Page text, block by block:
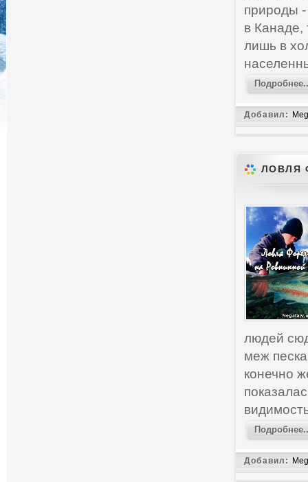
природы -
в Канаде,
лишь в
Добавил:
ЛОВЛЯ
людей
меж
конечно
Добавил: